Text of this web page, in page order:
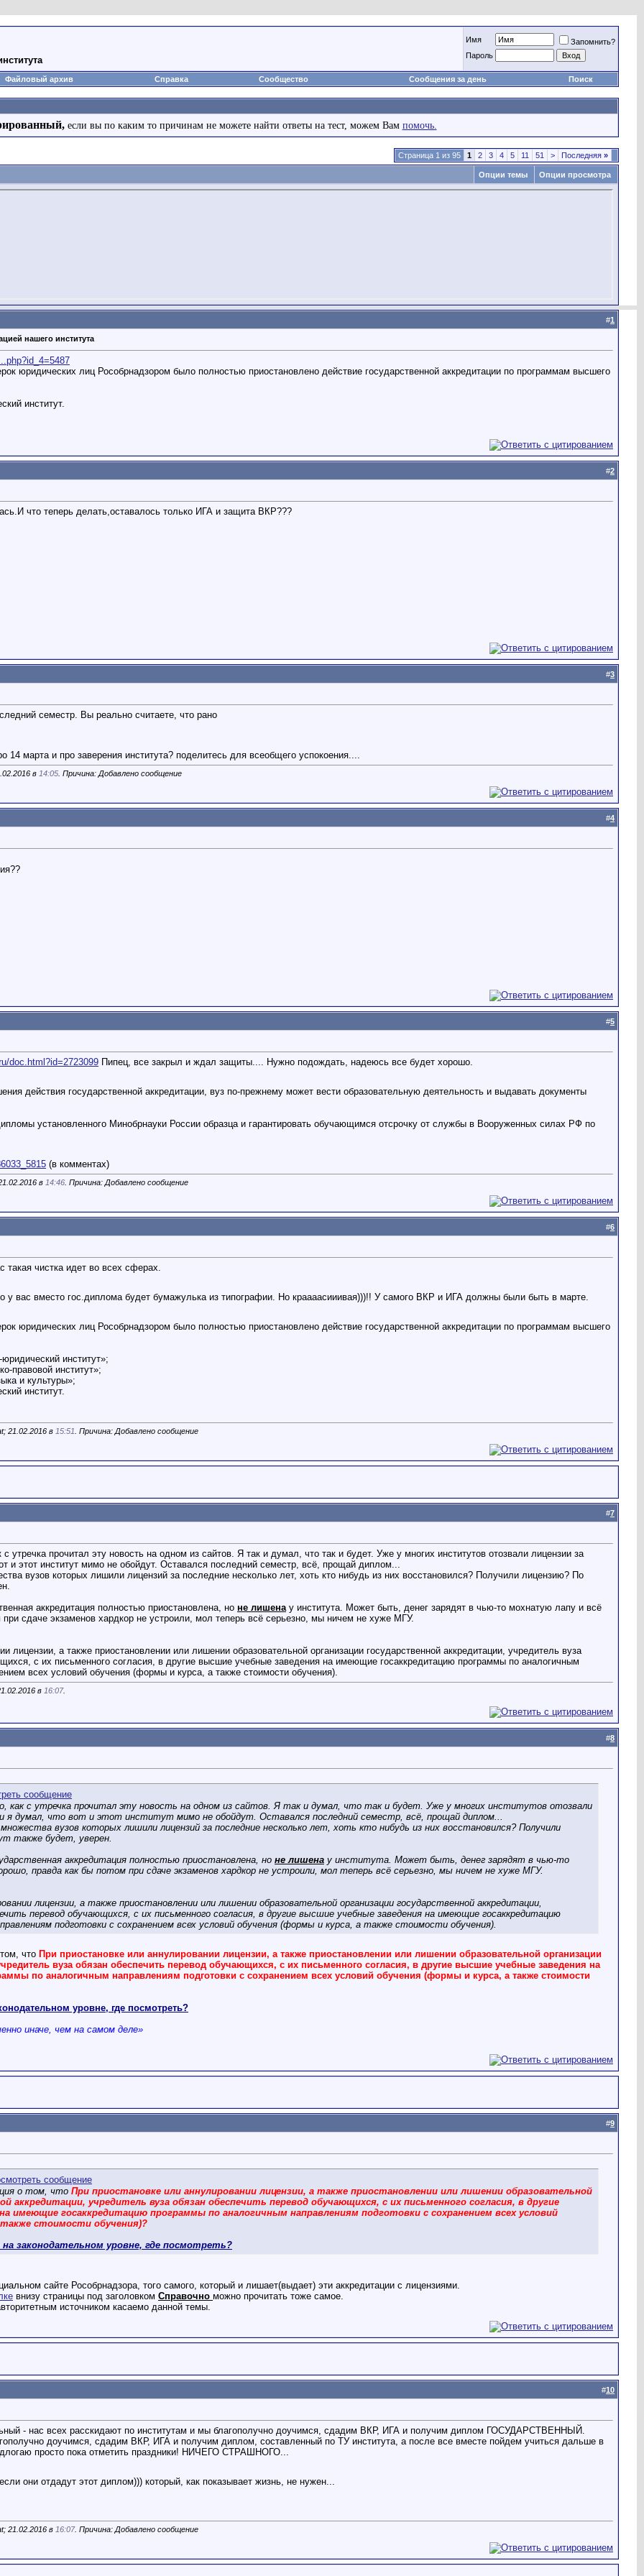
Имя
Запомнить?
Пароль
Файловый архив Справка Сообщество Сообщения за день Поиск
если вы по каким то причинам не можете найти ответы на тест, можем Вам помочь.
Страница 1 из 95 1 2 3 4 5 11 51 > Последняя »
Опции темы Опции просмотра
#1
нашего института
юридических лиц Рособрнадзором было полностью приостановлено действие государственной аккредитации по программам высшего
институт.
#2
что теперь делать,оставалось только ИГА и защита ВКР???
#3
семестр. Вы реально считаете, что рано
14 марта и про заверения института? поделитесь для всеобщего успокоения....
в 14:05 . Причина: Добавлено сообщение
#4
#5
doc.html?id=2723099 Пипец, все закрыл и ждал защиты.... Нужно подождать, надеюсь все будет хорошо.
действия государственной аккредитации, вуз по-прежнему может вести образовательную деятельность и выдавать документы
установленного Минобрнауки России образца и гарантировать обучающимся отсрочку от службы в Вооруженных силах РФ по
(в комментах)
в 14:46 . Причина: Добавлено сообщение
#6
чистка идет во всех сферах.
у вас вместо гос.диплома будет бумажулька из типографии. Но краааасииивая)))!! У самого ВКР и ИГА должны были быть в марте.
юридических лиц Рособрнадзором было полностью приостановлено действие государственной аккредитации по программам высшего
институт»;
правовой институт»;
и культуры»;
институт.
21.02.2016 в 15:51 . Причина: Добавлено сообщение
#7
утречка прочитал эту новость на одном из сайтов. Я так и думал, что так и будет. Уже у многих институтов отозвали лицензии за
и этот институт мимо не обойдут. Оставался последний семестр, всё, прощай диплом...
вузов которых лишили лицензий за последние несколько лет, хоть кто нибудь из них восстановился? Получили лицензию? По
аккредитация полностью приостановлена, но не лишенау института. Может быть, денег зарядят в чью-то мохнатую лапу и всё
сдаче экзаменов хардкор не устроили, мол теперь всё серьезно, мы ничем не хуже МГУ.
лицензии, а также приостановлении или лишении образовательной организации государственной аккредитации, учредитель вуза
с их письменного согласия, в другие высшие учебные заведения на имеющие госаккредитацию программы по аналогичным
всех условий обучения (формы и курса, а также стоимости обучения).
в 16:07.
#8
как с утречка прочитал эту новость на одном из сайтов. Я так и думал, что так и будет. Уже у многих институтов отозвали
и я думал, что вот и этот институт мимо не обойдут. Оставался последний семестр, всё, прощай диплом...
вузов которых лишили лицензий за последние несколько лет, хоть кто нибудь из них восстановился? Получили
также будет, уверен.
аккредитация полностью приостановлена, но не лишена у института. Может быть, денег зарядят в чью-то
правда как бы потом при сдаче экзаменов хардкор не устроили, мол теперь всё серьезно, мы ничем не хуже МГУ.
лицензии, а также приостановлении или лишении образовательной организации государственной аккредитации,
перевод обучающихся, с их письменного согласия, в другие высшие учебные заведения на имеющие госаккредитацию
подготовки с сохранением всех условий обучения (формы и курса, а также стоимости обучения).
что При приостановке или аннулировании лицензии, а также приостановлении или лишении образовательной организации
вуза обязан обеспечить перевод обучающихся, с их письменного согласия, в другие высшие учебные заведения на
по аналогичным направлениям подготовки с сохранением всех условий обучения (формы и курса, а также стоимости
уровне, где посмотреть?
иначе, чем на самом деле»
#9
о том, что При приостановке или аннулировании лицензии, а также приостановлении или лишении образовательной
аккредитации, учредитель вуза обязан обеспечить перевод обучающихся, с их письменного согласия, в другие
имеющие госаккредитацию программы по аналогичным направлениям подготовки с сохранением всех условий
стоимости обучения)?
законодательном уровне, где посмотреть?
сайте Рособрнадзора, того самого, который и лишает(выдает) эти аккредитации с лицензиями.
внизу страницы под заголовком Справочно можно прочитать тоже самое.
источником касаемо данной темы.
#10
- нас всех расскидают по институтам и мы благополучно доучимся, сдадим ВКР, ИГА и получим диплом ГОСУДАРСТВЕННЫЙ.
доучимся, сдадим ВКР, ИГА и получим диплом, составленный по ТУ института, а после все вместе пойдем учиться дальше в
просто пока отметить праздники! НИЧЕГО СТРАШНОГО...
они отдадут этот диплом))) который, как показывает жизнь, не нужен...
21.02.2016 в 16:07. Причина: Добавлено сообщение